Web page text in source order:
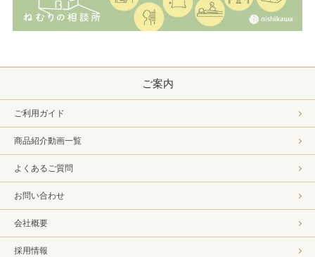
ご案内
ご利用ガイド
商品紹介動画一覧
よくあるご質問
お問い合わせ
会社概要
採用情報